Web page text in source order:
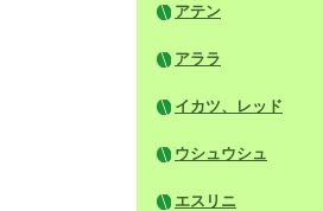
アテン
アララ
イカツ、レッド
ウシュウシュ
エスリニ